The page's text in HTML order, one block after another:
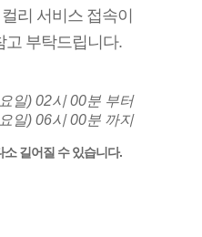
리 서비스 접속이
고 부탁드립니다.
일) 02시 00분 부터
일) 06시 00분 까지
길어질 수 있습니다.